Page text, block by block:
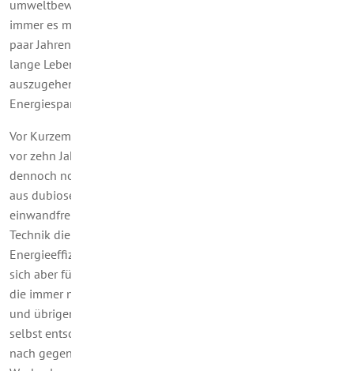
umweltbewusst und vermeiden Energieverschwendung, wo
immer es möglich ist. 2. Die Energiesparlampen, die vor ein
paar Jahren auf den Markt kamen, haben tatsächlich so eine
lange Lebensdauer, wie versprochen wurde. Dann ist 3. davon
auszugehen, dass in Ihrem Haushalt noch einige
Energiesparlampen im Einsatz sind.
Vor Kurzem hatten wir an das offizielle Ende der Glühbirnen
vor zehn Jahren erinnert und auf Berichte verwiesen, wonach
dennoch noch immer Glühbirnen erhältlich sind – vermutlich
aus dubiosen Produktionen und über mehr oder weniger
einwandfreie Handelswege. Fest steht aber, dass die LED-
Technik die Marktführerschaft hat und unter dem Aspekt der
Energieeffizienz auch das Leuchtmittel der Wahl ist. Nun stellt
sich aber für Sie die Frage, was ist mit den älteren Lampen,
die immer noch ihren Dienst bei Ihnen tun. Was Glühbirnen
und übrigens auch Halogenlampen angeht, mögen Sie bitte
selbst entscheiden, ob Sie sie sofort oder lieber nach und
nach gegen LED-Lampen austauschen. Für das sofortige